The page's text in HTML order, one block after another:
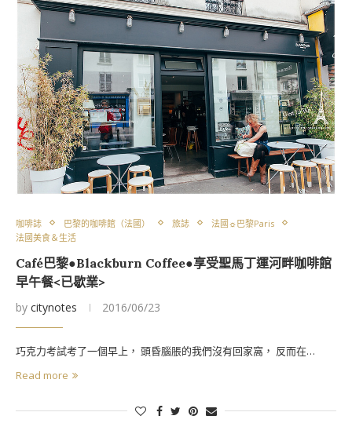
咖啡誌 巴黎的咖啡館（法國） 旅誌
法國☼巴黎Paris
法國美食＆生活
Café巴黎●Blackburn Coffee●享受聖馬丁運河畔咖啡館
早午餐<已歇業>
by citynotes 2016/06/23
巧克力考試考了一個早上， 頭昏腦脹的我們沒有回家窩， 反而在…
Read more